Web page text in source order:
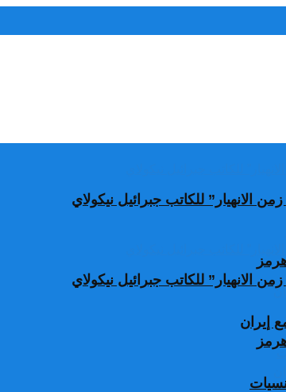
الانهيار” للكاتب جبرائيل نيكولاي
إيران
الانهيار” للكاتب جبرائيل نيكولاي